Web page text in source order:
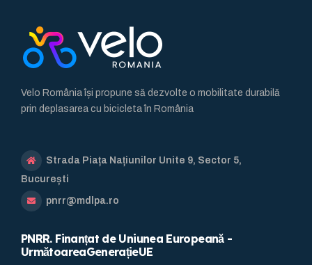
Velo România își propune să dezvolte o mobilitate durabilă
prin deplasarea cu bicicleta în România
Strada Piața Națiunilor Unite 9, Sector 5,
București
pnrr@mdlpa.ro
PNRR. Finanțat de Uniunea Europeană -
UrmătoareaGenerațieUE